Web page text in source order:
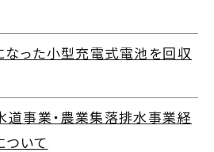
なった小型充電式電池を回収
道事業・農業集落排水事業経
ついて